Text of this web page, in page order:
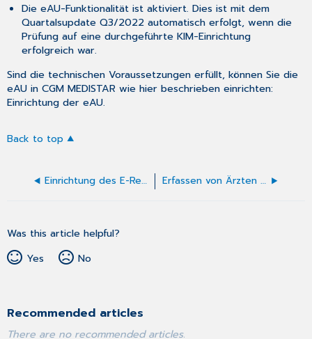
Die eAU-Funktionalität ist aktiviert. Dies ist mit dem
Quartalsupdate Q3/2022 automatisch erfolgt, wenn die
Prüfung auf eine durchgeführte KIM-Einrichtung
erfolgreich war.
Sind die technischen Voraussetzungen erfüllt, können Sie die
eAU in CGM MEDISTAR wie hier beschrieben einrichten:
Einrichtung der eAU.
Back to top
Einrichtung des E-Rezepts Erfassen von Ärzten in Weiterbildung oder Vertretung
Was this article helpful?
Yes
No
Recommended articles
There are no recommended articles.